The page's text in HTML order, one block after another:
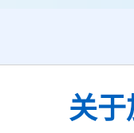
关于